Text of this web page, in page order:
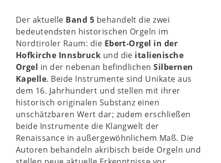
Der aktuelle Band 5 behandelt die zwei
bedeutendsten historischen Orgeln im
Nordtiroler Raum: die Ebert-Orgel in der
Hofkirche Innsbruck und die italienische
Orgel in der nebenan befindlichenSilbernen
Kapelle. Beide Instrumente sind Unikate aus
dem 16. Jahrhundert und stellen mit ihrer
historisch originalen Substanz einen
unschätzbaren Wert dar; zudem erschließen
beide Instrumente die Klangwelt der
Renaissance in außergewöhnlichem Maß. Die
Autoren behandeln akribisch beide Orgeln und